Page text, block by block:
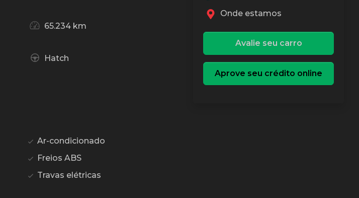
65.234 km
Hatch
Ar-condicionado
Freios ABS
Travas elétricas
Onde estamos
Avalie seu carro
Aprove seu crédito online